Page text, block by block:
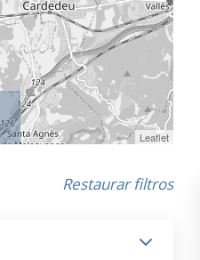
Leaflet
Restaurar filtros